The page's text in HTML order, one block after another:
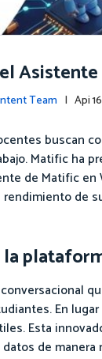
Team | Api
buscan
Matific ha
de Matific
de
En
Esta
de